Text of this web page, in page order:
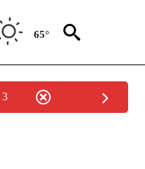
65°
3